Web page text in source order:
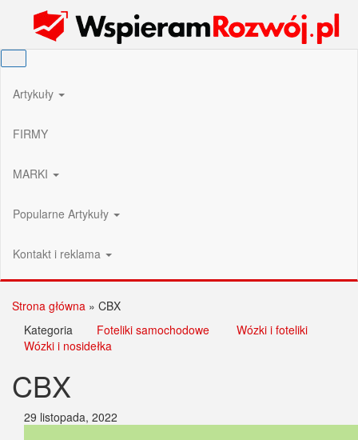
Wspieram Rozwój PL
Artykuły
FIRMY
MARKI
Popularne Artykuły
Kontakt i reklama
Strona główna » CBX
Kategoria
Foteliki samochodowe
Wózki i foteliki
Wózki i nosidełka
CBX
29 listopada, 2022